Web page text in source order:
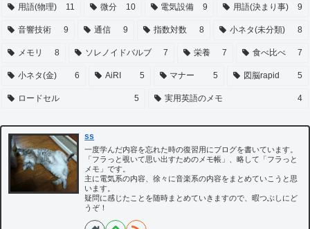
用語(物理) 11 微分 10 電気設備 9 用語(決まり事) 9
音響技術 9 通信 9 指数対数 8 小ネタ(未分類) 8
メモリ 8 ソレノイドバルブ 7 栄養 7 食べ比べ 7
小ネタ(金) 6 AiRI 5 マナー 5 図脳rapid 5
ロードセル 5 実用英語のメモ 4
ss
一度学んだ内容を忘れた時の復習用にブログを書いています。
「フラっと覗いて思い出すためのメモ帳」、略して「フラっと
メモ」です。
主に電気系の内容、徐々に音楽系の内容をまとめていこうと思
います。
疑問に感じたことを随時まとめていきますので、暇つぶしにど
うぞ！